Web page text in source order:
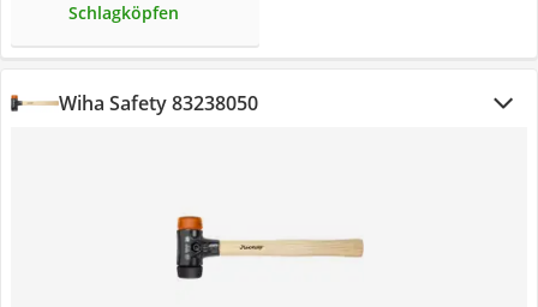
Schlagköpfen
Wiha Safety 83238050